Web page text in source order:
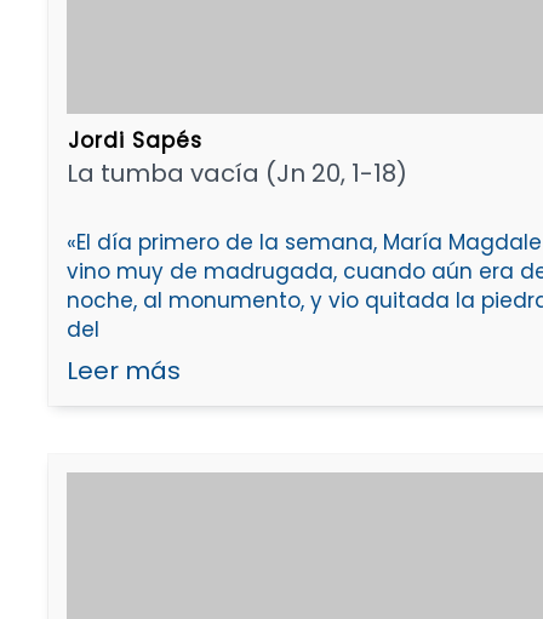
Jordi Sapés
La tumba vacía (Jn 20, 1-18)
«El día primero de la semana, María
vino muy de madrugada, cuando aún era
noche, al monumento, y vio quitada la
del
Leer más